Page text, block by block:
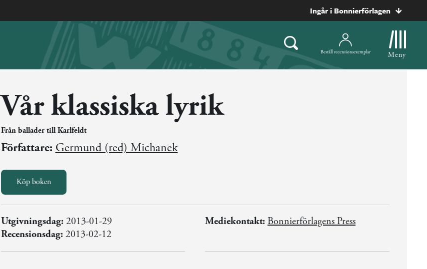
Ingår i Bonnierförlagen
Beställ recensionsexemplar Meny
Vår klassiska lyrik
Från ballader till Karlfeldt
Författare: Germund (red) Michanek
Köp boken
Utgivningsdag:2013-01-29
Recensionsdag:2013-02-12
Mediekontakt: Bonnierförlagens Press